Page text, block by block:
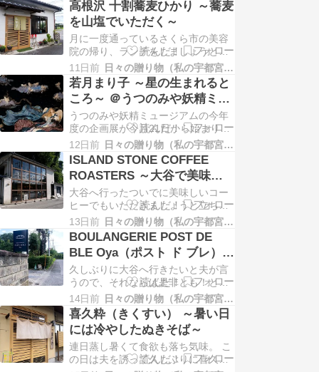
近くのお豆腐屋、LOTUS3さん。 シ
ョーケースにはお豆腐や厚揚げなど
が各種並びます。 個人的にイチオシ
はこちらのよせ豆腐。 味がしっかり
している…
高根沢 十割蕎麦ひかり ～蕎麦
を山塩でいただく～
月に一度通っているさくら市の美容
院の帰り、ランチをしましょうと立
ち寄ったのは十割蕎麦ひかりさん。
頼んだのはシンプルな盛蕎麦（税込
900円） 蕎麦は馬頭産（左）と高根
沢産（右）の合い盛りにしてもらえ
ました。 こうして食べ比べられるの
は面白いですね。 塩で食べてみてと
渡されたので…
11日前 日々の贈り物（私の宇都宮生活）
若月まり子 ～星の生まれると
ころ～ ＠うつのみや妖精ミュ
ージアム
うつのみや妖精ミュージアムの今年
度の企画展が今月21日から始まりま
した。 ドール作家 若月まり子さんの
妖精の人形たち。 これはタイトルに
もなっている「星の生まれるとこ
ろ」という作品。 ドール好きなので
彼女の作品は約30年前から注目して
いるんですよ。 一時期は購入も考え
ていたほど…
12日前 日々の贈り物（私の宇都宮生活）
ISLAND STONE COFFEE
ROASTERS ～大谷で美味し
いコーヒーを～
大谷へ行ったついでに美味しいコー
ヒーでもいただきましょうと立ち寄
ったのはこちら。アイランドストー
ンコーヒーさん。 こちらも最初にオ
ーダーと会計を済ませるシステム。
駐車場に車を止めた時に気になった
煙突からの煙は、コーヒーを焙煎し
ているからだったのね。 こちらでは
コーヒー豆も各種…
13日前 日々の贈り物（私の宇都宮生活）
BOULANGERIE POST DE
BLE Oya（ポスト ド ブレ）
～ハード系のパンが好きな人
へ～
久しぶりに大谷へ行きたいと夫が言
うので、それならば是非とも！と訪
れたのはポストドブレさん。 大谷街
道から一方通行の道へ入ります。 土
曜日でしかも午後２時過ぎ。 パンが
残ってなかったらどうしましょうと
思いながら店内へ。 運良く残ってい
ました！ 食パンはカット数が違うだ
14日前 日々の贈り物（私の宇都宮生活）
喜久粋（きくすい） ～暑い日
には冷やしたぬきそば～
連日蒸し暑くて食欲も落ち気味。 こ
の日は夫を誘って久しぶりに喜久粋